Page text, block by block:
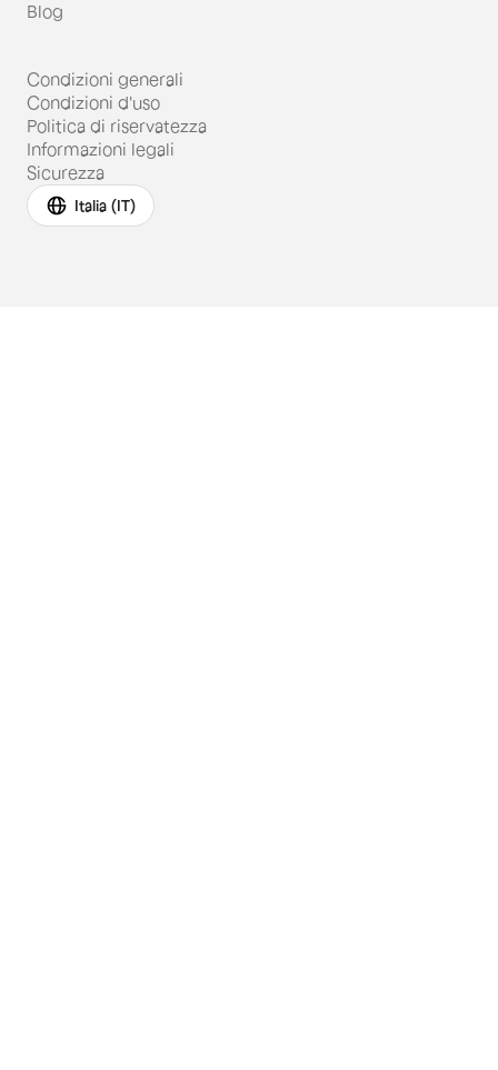
Blog
Condizioni generali
Condizioni d'uso
Politica di riservatezza
Informazioni legali
Sicurezza
Italia (IT)